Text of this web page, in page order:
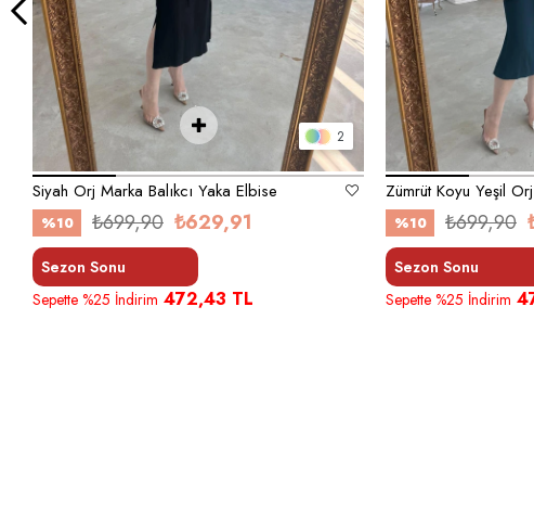
2
Siyah Orj Marka Balıkcı Yaka Elbise
%10 ₺629,91
₺699,90
Sezon Sonu
Sepette %25 İndirim 472,43 TL
%10 ₺699,90
Sezon Sonu
Sepette %25 İndirim